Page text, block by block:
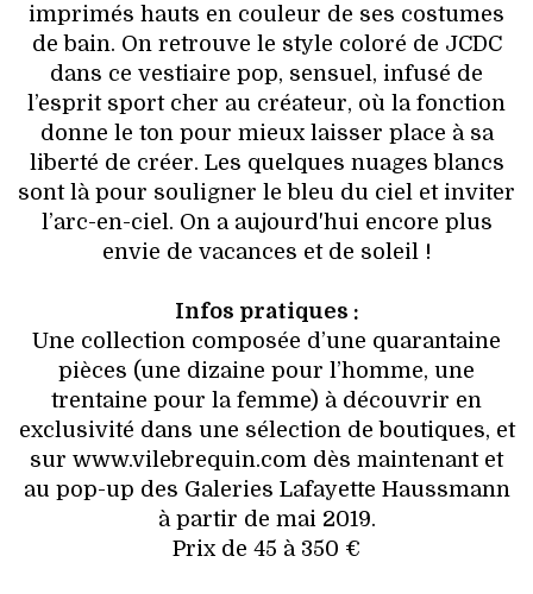
imprimés hauts en couleur de ses costumes
de bain. On retrouve le style coloré de JCDC
dans ce vestiaire pop, sensuel, infusé de
l’esprit sport cher au créateur, où la fonction
donne le ton pour mieux laisser place à sa
liberté de créer. Les quelques nuages blancs
sont là pour souligner le bleu du ciel et inviter
l’arc-en-ciel. On a aujourd'hui encore plus
envie de vacances et de soleil !
Infos pratiques :
Une collection composée d’une quarantaine
pièces (une dizaine pour l’homme, une
trentaine pour la femme) à découvrir en
exclusivité dans une sélection de boutiques, et
sur www.vilebrequin.com dès maintenant et
au pop-up des Galeries Lafayette Haussmann
à partir de mai 2019.
Prix de 45 à 350 €